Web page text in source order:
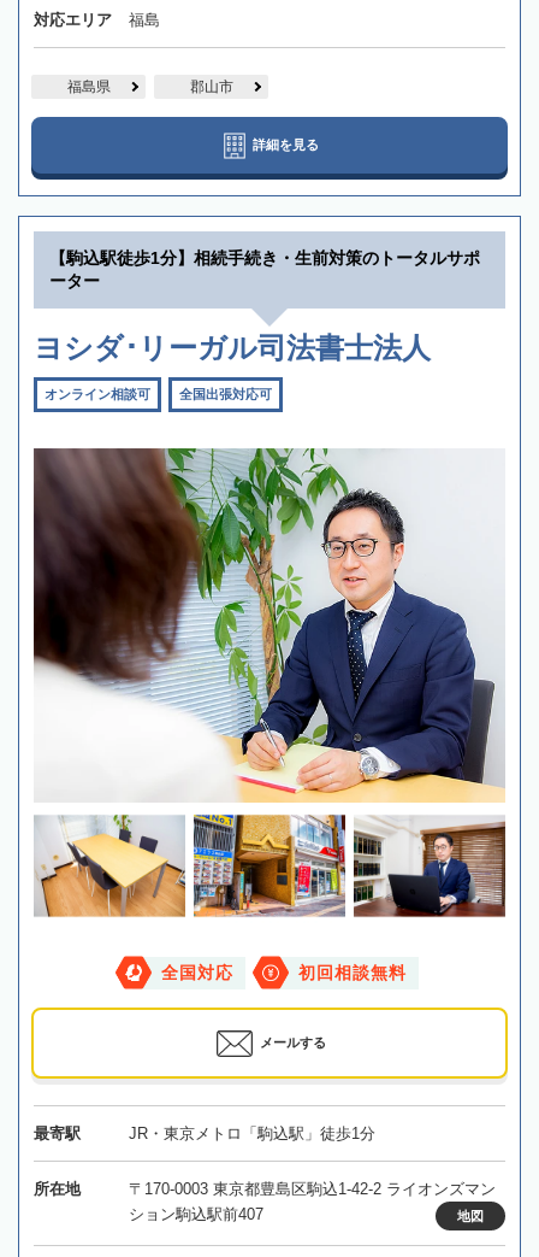
対応エリア 福島
福島県 郡山市
詳細を見る
【駒込駅徒歩1分】相続手続き・生前対策のトータルサポ
ーター
ヨシダ･リーガル司法書士法人
オンライン相談可 全国出張対応可
全国対応 初回相談無料
メールする
最寄駅 JR・東京メトロ「駒込駅」徒歩1分
所在地
〒170-0003 東京都豊島区駒込1-42-2 ライオンズマン
ション駒込駅前407
地図